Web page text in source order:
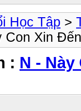
Học Tập >
Con Xin Đến
: N -